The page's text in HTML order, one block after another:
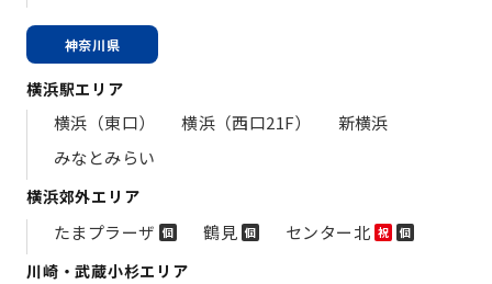
神奈川県
横浜駅エリア
横浜（東口） 横浜（西口21F）
新横浜
みなとみらい
横浜郊外エリア
たまプラーザ 個 鶴見 個 センター北 祝 個
川崎・武蔵小杉エリア